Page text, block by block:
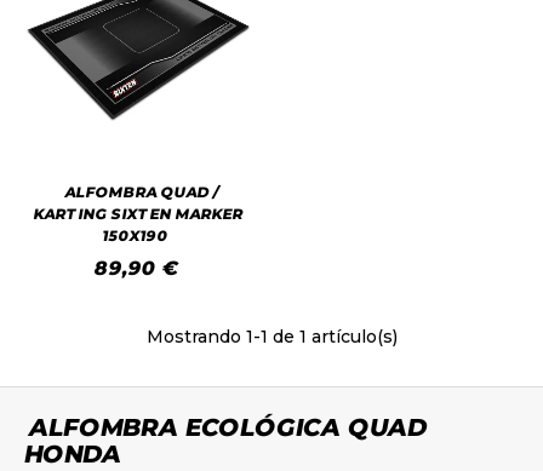
ALFOMBRA QUAD /
KARTING SIXTEN MARKER
150X190
89,90 €
Mostrando 1-1 de 1 artículo(s)
ALFOMBRA ECOLÓGICA QUAD
HONDA